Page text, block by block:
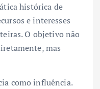
histórica de
e interesses
O objetivo não
mas
como influência.